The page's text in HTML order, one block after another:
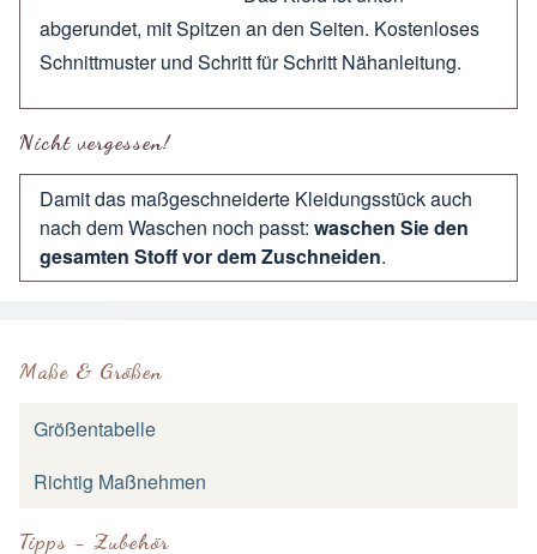
abgerundet, mit Spitzen an den Seiten. Kostenloses
Schnittmuster und Schritt für Schritt Nähanleitung.
Nicht vergessen!
Damit das maßgeschneiderte Kleidungsstück auch
nach dem Waschen noch passt: waschen Sie den
gesamten Stoff vor dem Zuschneiden.
Maße & Größen
Größentabelle
Richtig Maßnehmen
Tipps - Zubehör